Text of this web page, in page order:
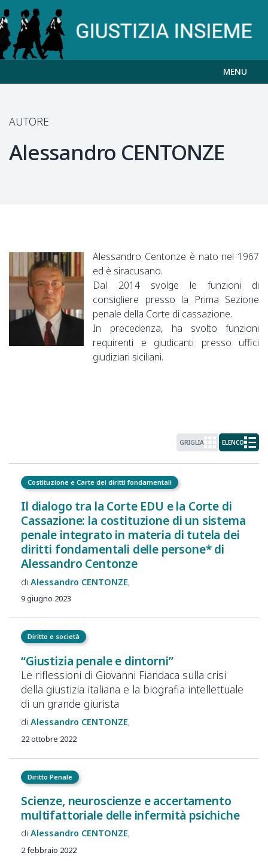
MENU
AUTORE
Alessandro CENTONZE
Alessandro Centonze è nato nel 1967
ed è siracusano.
Dal 2014 svolge le funzioni di
consigliere presso la Prima Sezione
penale della Corte di cassazione.
In precedenza, ha svolto funzioni
requirenti e giudicanti presso uffici
giudiziari siciliani.
GRIGLIA ELENCO
Costituzione e Carte dei diritti fondamentali
Il dialogo tra la Corte EDU e la Corte di
Cassazione: la costituzione di un sistema
penale integrato in materia di tutela dei
diritti fondamentali delle persone* di
Alessandro Centonze
Alessandro CENTONZE
9 giugno 2023
Diritto e società
“Giustizia penale e dintorni”
Le riflessioni di Giovanni Fiandaca sulla crisi
della giustizia italiana e la biografia intellettuale
di un grande giurista
Alessandro CENTONZE
22 ottobre 2022
Diritto Penale
Scienze, neuroscienze e accertamento
multifattoriale delle infermità psichiche
Alessandro CENTONZE
2 febbraio 2022